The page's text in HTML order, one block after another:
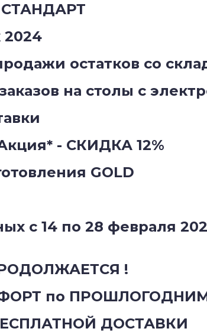
СТАНДАРТ
2024
остатков со
на столы с
- СКИДКА 12%
GOLD
с 14 по 28 февраля
!
по
ДОСТАВКИ